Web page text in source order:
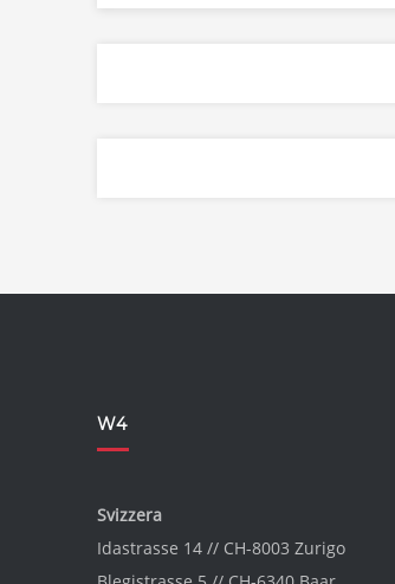
W4
Svizzera
Idastrasse 14 // CH-8003 Zurigo